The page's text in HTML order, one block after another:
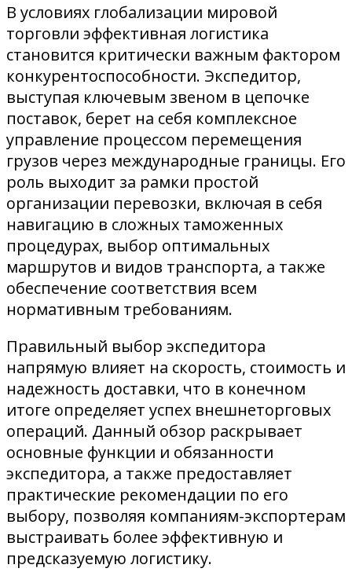
В условиях глобализации мировой
торговли эффективная логистика
становится критически важным фактором
конкурентоспособности. Экспедитор,
выступая ключевым звеном в цепочке
поставок, берет на себя комплексное
управление процессом перемещения
грузов через международные границы. Его
роль выходит за рамки простой
организации перевозки, включая в себя
навигацию в сложных таможенных
процедурах, выбор оптимальных
маршрутов и видов транспорта, а также
обеспечение соответствия всем
нормативным требованиям.
Правильный выбор экспедитора
напрямую влияет на скорость, стоимость и
надежность доставки, что в конечном
итоге определяет успех внешнеторговых
операций. Данный обзор раскрывает
основные функции и обязанности
экспедитора, а также предоставляет
практические рекомендации по его
выбору, позволяя компаниям-экспортерам
выстраивать более эффективную и
предсказуемую логистику.